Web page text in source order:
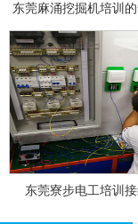
东莞麻涌挖掘机培训
东莞寮步电工培训